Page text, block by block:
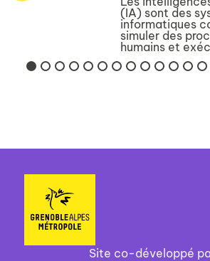
(IA) sont des
informatiques
simuler des
humains et
tâches
comment les IA
Site co-développé